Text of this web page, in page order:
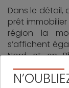
Dans le détail,
prêt
région la
s’affichent
Nord et en
semblent en
(3,85 % sur 15